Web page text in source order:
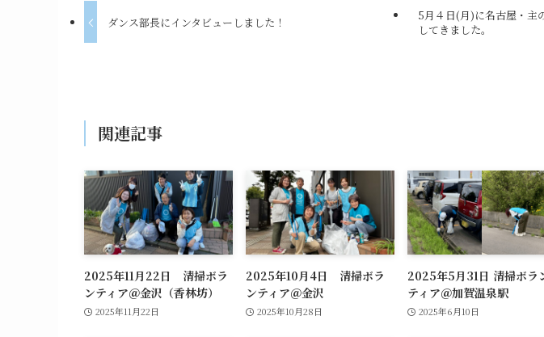
ダンス部長にインタビューしました！
5月４日(月)に名古屋・主
してきました。
関連記事
2025年11月22日 清掃ボラ
ンティア＠金沢（香林坊）
2025年11月22日
2025年10月4日 清掃ボラ
ンティア＠金沢
2025年10月28日
2025年5月31日 清掃ボラ
ティア＠加賀温泉駅
2025年6月10日